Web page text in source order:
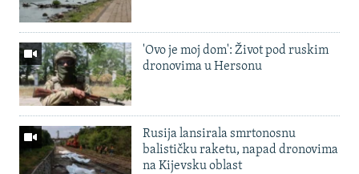
'Ovo je moj dom': Život pod ruskim
dronovima u Hersonu
Rusija lansirala smrtonosnu
balističku raketu, napad dronovima
na Kijevsku oblast